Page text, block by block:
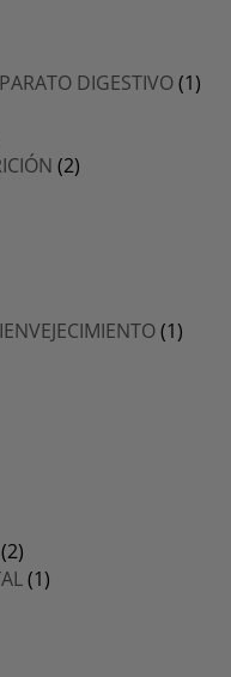
DIGESTIVO(1)
(2)
(1)
(1)